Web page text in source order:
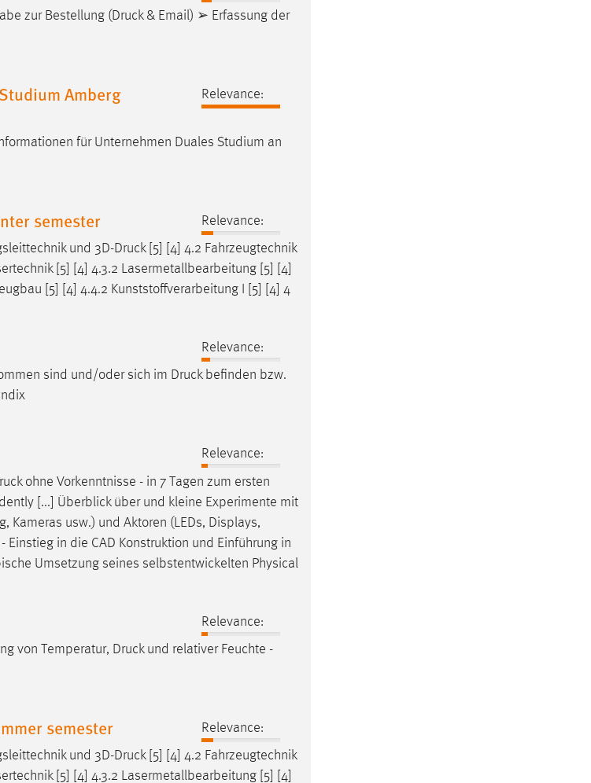
zur Bestellung (Druck& Email) ➢ Erfassung der
Amberg
Relevance:
für Unternehmen Duales Studium an
semester
Relevance:
und 3D-Druck[5] [4] 4.2 Fahrzeugtechnik
[5] [4] 4.3.2 Lasermetallbearbeitung [5] [4]
[5] [4] 4.4.2 Kunststoffverarbeitung I [5] [4] 4
Relevance:
sind und/oder sich im Druckbefinden bzw.
Relevance:
ohne Vorkenntnisse - in 7 Tagen zum ersten
[...] Überblick über und kleine Experimente mit
Kameras usw.) und Aktoren (LEDs, Displays,
in die CAD Konstruktion und Einführung in
Umsetzung seines selbstentwickelten Physical
Relevance:
von Temperatur, Druckund relativer Feuchte -
semester
Relevance:
und 3D-Druck[5] [4] 4.2 Fahrzeugtechnik
[5] [4] 4.3.2 Lasermetallbearbeitung [5] [4]